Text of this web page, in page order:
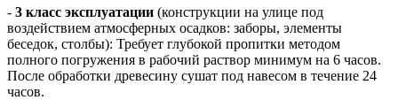
- 3 класс эксплуатации (конструкции на улице под
воздействием атмосферных осадков: заборы, элементы
беседок, столбы): Требует глубокой пропитки методом
полного погружения в рабочий раствор минимум на 6 часов.
После обработки древесину сушат под навесом в течение 24
часов.